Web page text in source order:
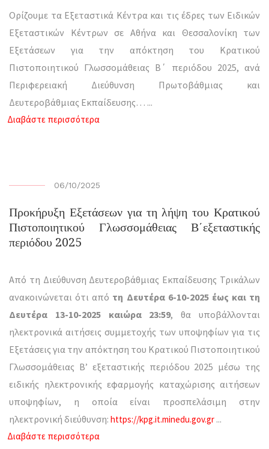
Ορίζουμε τα Εξεταστικά Κέντρα και τις έδρες των Ειδικών
Εξεταστικών Κέντρων σε Αθήνα και Θεσσαλονίκη των
Εξετάσεων για την απόκτηση του Κρατικού
Πιστοποιητικού Γλωσσομάθειας Β΄ περιόδου 2025, ανά
Περιφερειακή Διεύθυνση Πρωτοβάθμιας και
Δευτεροβάθμιας Εκπαίδευσης… ...
Διαβάστε περισσότερα
06/10/2025
Προκήρυξη Εξετάσεων για τη λήψη του Κρατικού
Πιστοποιητικού Γλωσσομάθειας Β΄εξεταστικής
περιόδου 2025
Από τη Διεύθυνση Δευτεροβάθμιας Εκπαίδευσης Τρικάλων
ανακοινώνεται ότι από τη Δευτέρα 6-10-2025 έως και τη
Δευτέρα 13-10-2025 καιώρα 23:59, θα υποβάλλονται
ηλεκτρονικά αιτήσεις συμμετοχής των υποψηφίων για τις
Εξετάσεις για την απόκτηση του Κρατικού Πιστοποιητικού
Γλωσσομάθειας Β’ εξεταστικής περιόδου 2025 μέσω της
ειδικής ηλεκτρονικής εφαρμογής καταχώρισης αιτήσεων
υποψηφίων, η οποία είναι προσπελάσιμη στην
ηλεκτρονική διεύθυνση: https://kpg.it.minedu.gov.gr ...
Διαβάστε περισσότερα